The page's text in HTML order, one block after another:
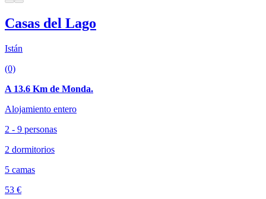
Casas del Lago
Istán
(0)
A 13.6 Km de Monda.
Alojamiento entero
2 - 9 personas
2 dormitorios
5 camas
53 €